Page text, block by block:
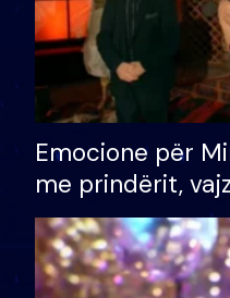
Emocione për
me prindërit,
bashkëshorten:
divorci apo jo?